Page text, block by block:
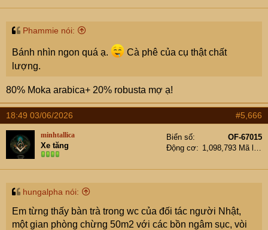
Phammie nói:
Bánh nhìn ngon quá ạ.
Cà phê của cụ thật chất
lượng.
80% Moka arabica+ 20% robusta mợ ạ!
18:49 03/06/2026 #5,666
minhtallica
Xe tăng
Biển số
OF-67015
Động cơ
hungalpha nói:
Em từng thấy bàn trà trong wc của đối tác người Nhật,
một gian phòng chừng 50m2 với các bồn ngâm sục, vòi